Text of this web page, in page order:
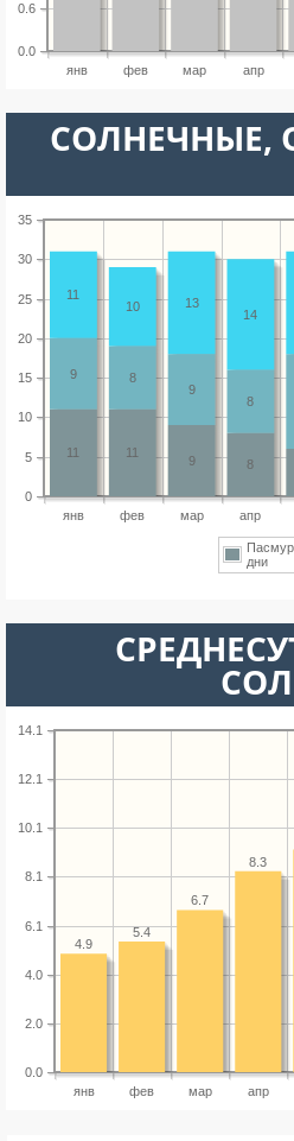
янв фев мар апр
0.0
0.6
CОЛНЕЧНЫЕ,
янв фев мар апр
0
5
10
15
20
25
30
35
8
9
11
11
8
9
8
9
14
13
10
11
дни
янв фев мар апр
0.0
2.0
4.0
6.1
8.1
10.1
12.1
14.1
8.3
6.7
5.4
4.9